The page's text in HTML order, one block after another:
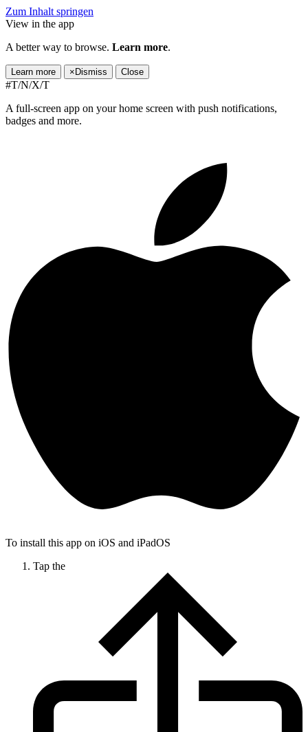
Zum Inhalt springen
View in the app
A better way to browse. Learn more.
Learn more × Dismiss Close
#T/N/X/T
A full-screen app on your home screen with push notifications,
badges and more.
To install this app on iOS and iPadOS
Tap the